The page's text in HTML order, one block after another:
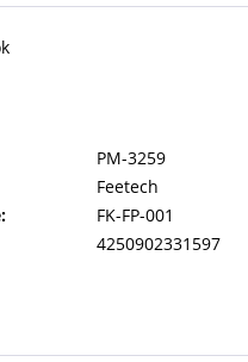
PM-3259
Feetech
FK-FP-001
4250902331597